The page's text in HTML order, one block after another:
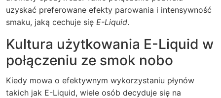
uzyskać preferowane efekty parowania i intensywność
smaku, jaką cechuje się E-Liquid.
Kultura użytkowania E-Liquid w
połączeniu ze smok nobo
Kiedy mowa o efektywnym wykorzystaniu płynów
takich jak E-Liquid, wiele osób decyduje się na